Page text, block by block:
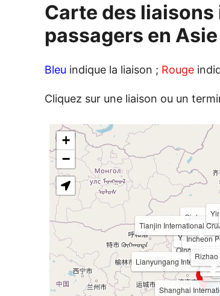
Carte des
passagers en Asie
Bleu indique la liaison ; Rouge
Cliquez sur une liaison ou un